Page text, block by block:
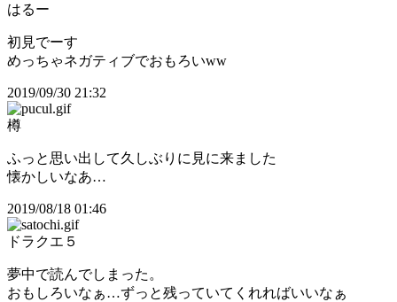
はるー
初見でーす
めっちゃネガティブでおもろいww
2019/09/30 21:32
樽
ふっと思い出して久しぶりに見に来ました
懐かしいなあ…
2019/08/18 01:46
ドラクエ５
夢中で読んでしまった。
おもしろいなぁ…ずっと残っていてくれればいいなぁ